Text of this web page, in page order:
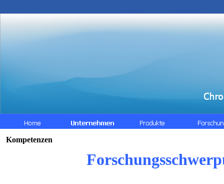
Kompetenzen